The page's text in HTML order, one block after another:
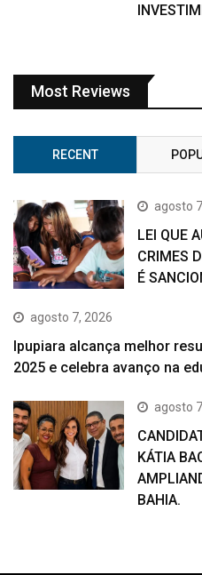
Most Reviews
RECENT
agosto
LEI QUE
CRIMES
É
agosto 7, 2026
Ipupiara alcança melhor
2025 e celebra avanço na
agosto
KÁTIA
BAHIA.